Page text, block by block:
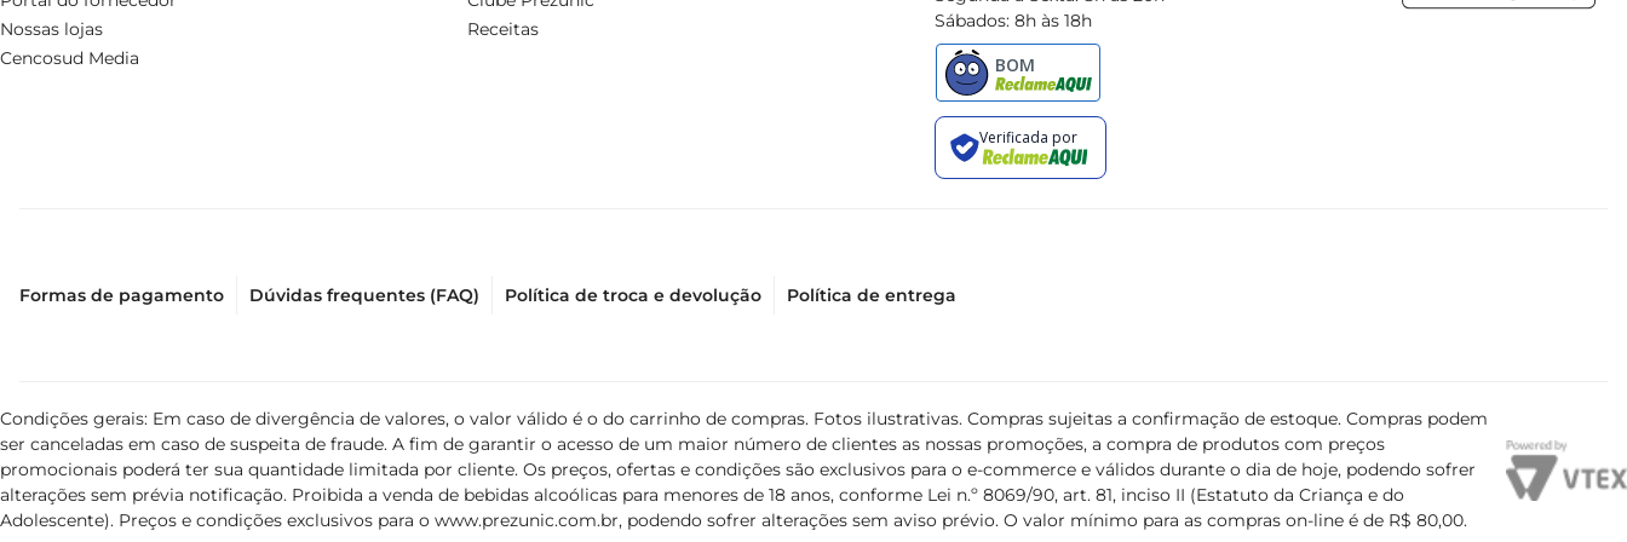
Especificações do produto
que atende às expectativas de quem busca um sabonete que não apenas limpe, mas também ofereça uma experiência agradável e revigorante.
Nossas lojas
Cencosud Media
Receitas
Sábados: 8h às 18h
Formas de pagamento Dúvidas frequentes (FAQ) Política de troca e devolução Política de entrega
Condições gerais: Em caso de divergência de valores, o valor válido é o do carrinho de compras. Fotos ilustrativas. Compras sujeitas a confirmação de estoque. Compras podem
ser canceladas em caso de suspeita de fraude. A fim de garantir o acesso de um maior número de clientes as nossas promoções, a compra de produtos com preços
promocionais poderá ter sua quantidade limitada por cliente. Os preços, ofertas e condições são exclusivos para o e-commerce e válidos durante o dia de hoje, podendo sofrer
alterações sem prévia notificação. Proibida a venda de bebidas alcoólicas para menores de 18 anos, conforme Lei n.º 8069/90, art. 81, inciso II (Estatuto da Criança e do
Adolescente). Preços e condições exclusivos para o www.prezunic.com.br, podendo sofrer alterações sem aviso prévio. O valor mínimo para as compras on-line é de R$ 80,00.